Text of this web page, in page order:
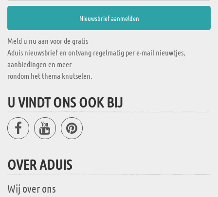
Meld u nu aan voor de gratis
Aduis nieuwsbrief en ontvang regelmatig per e-mail nieuwtjes,
aanbiedingen en meer
rondom het thema knutselen.
U VINDT ONS OOK BIJ
OVER ADUIS
Wij over ons